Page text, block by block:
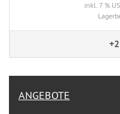
inkl. 7 %
+2
ANGEBOTE